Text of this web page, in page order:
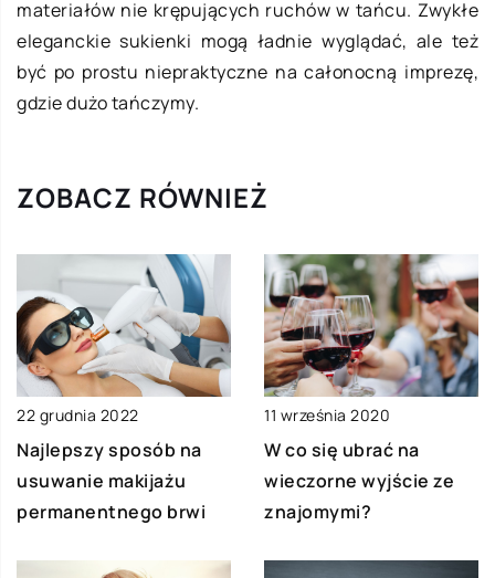
materiałów nie krępujących ruchów w tańcu. Zwykłe
eleganckie sukienki mogą ładnie wyglądać, ale też
być po prostu niepraktyczne na całonocną imprezę,
gdzie dużo tańczymy.
ZOBACZ RÓWNIEŻ
22 grudnia 2022
Najlepszy sposób na
usuwanie makijażu
permanentnego brwi
11 września 2020
W co się ubrać na
wieczorne wyjście ze
znajomymi?